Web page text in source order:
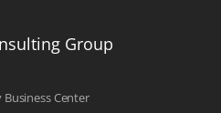
Group
Center